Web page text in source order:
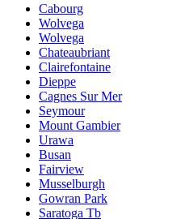
Cabourg
Wolvega
Wolvega
Chateaubriant
Clairefontaine
Dieppe
Cagnes Sur Mer
Seymour
Mount Gambier
Urawa
Busan
Fairview
Musselburgh
Gowran Park
Saratoga Tb